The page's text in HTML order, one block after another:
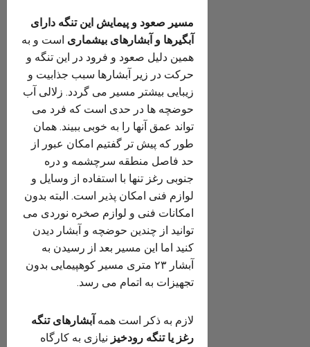
مسیر صعود و پیمایش این تنگه دارای
آبگیرها و آبشارهای بیشماری است و به
همین دلیل صعود و فرود در این تنگه و
حرکت در زیر آبشارها سبب جذابیت و
زیبایی بیشتر مسیر می گردد. زلالی آب
حوضچه ها در حدی است که فرد می
تواند عمق آنها را به خوبی ببیند. همان
طور که پیش تر گفتیم امکان عبور از
حد فاصل منطقه سرچشمه و دره
جنوبی رغز تنها با استفاده از وسایل و
لوازم فنی امکان پذیر است. البته بدون
امکانات فنی و لوازم صخره نوردی می
توانید از چندین حوضچه و آبشار دیدن
کنید اما این مسیر بعد از رسیدن به
آبشار ۲۳ متری مسیر کوهپیمایی بدون
تجهیزات به اتمام می رسد.
لازم به ذکر است همه آبشارهای تنگه
رغز یا تنگه رودخیز نیازی به کارگاه